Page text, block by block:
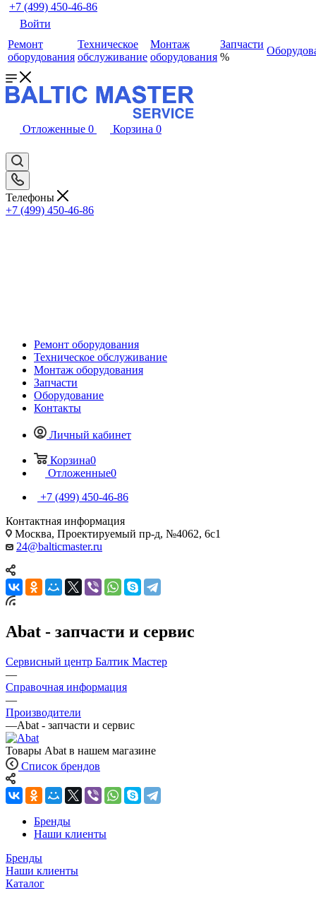
+7 (499) 450-46-86
Войти
Ремонт
оборудования
Техническое
обслуживание
Монтаж
оборудования
Запчасти
%
Отложенные 0 Корзина 0
Телефоны
+7 (499) 450-46-86
Ремонт оборудования
Техническое обслуживание
Монтаж оборудования
Запчасти
Оборудование
Контакты
Личный кабинет
Корзина0
Отложенные0
+7 (499) 450-46-86
Контактная информация
Москва, Проектируемый пр-д, №4062, 6с1
24@balticmaster.ru
Abat - запчасти и сервис
Сервисный центр Балтик Мастер
—
Справочная информация
—
Производители
—Abat - запчасти и сервис
Товары Abat в нашем магазине
Список брендов
Бренды
Наши клиенты
Бренды
Наши клиенты
Каталог